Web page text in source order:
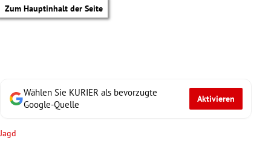
Zum Hauptinhalt der Seite
Wählen Sie KURIER als bevorzugte
Google-Quelle
Aktivieren
Jagd